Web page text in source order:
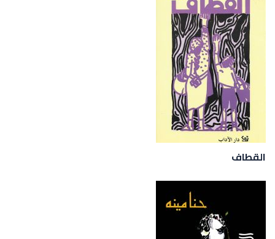
القطاف